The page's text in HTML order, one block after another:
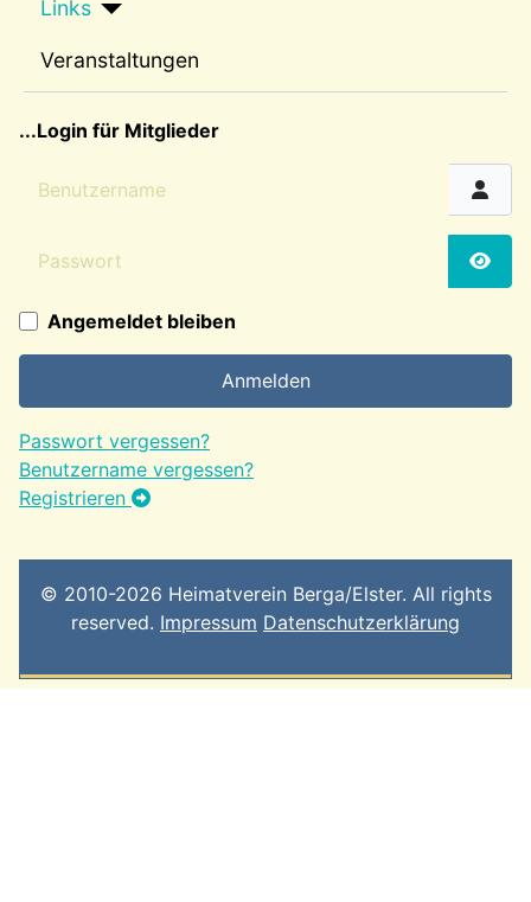
Links
Veranstaltungen
...Login für Mitglieder
Benutzername
Angemeldet bleiben
Anmelden
Passwort vergessen?
Benutzername vergessen?
Registrieren
© 2010-2026 Heimatverein Berga/Elster. All rights
reserved. Impressum Datenschutzerklärung